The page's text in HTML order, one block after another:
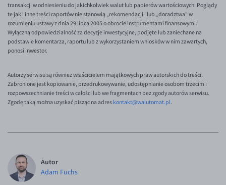
transakcji w odniesieniu do jakichkolwiek walut lub papierów wartościowych. Poglądy
te jak i inne treści raportów nie stanowią „rekomendacji" lub „doradztwa" w
rozumieniu ustawy z dnia 29 lipca 2005 o obrocie instrumentami finansowymi.
Wyłączną odpowiedzialność za decyzje inwestycyjne, podjęte lub zaniechane na
podstawie komentarza, raportu lub z wykorzystaniem wniosków w nim zawartych,
ponosi inwestor.
Autorzy serwisu są również właścicielem majątkowych praw autorskich do treści.
Zabronione jest kopiowanie, przedrukowywanie, udostępnianie osobom trzecim i
rozpowszechnianie treści w całości lub we fragmentach bez zgody autorów serwisu.
Zgodę taką można uzyskać pisząc na adres kontakt@walutomat.pl.
Autor
Adam Fuchs